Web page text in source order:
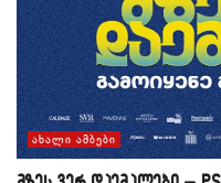
ᲐᲮᲐᲚᲘ ᲐᲛᲑᲔᲑᲘ